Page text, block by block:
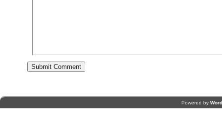
Powered by